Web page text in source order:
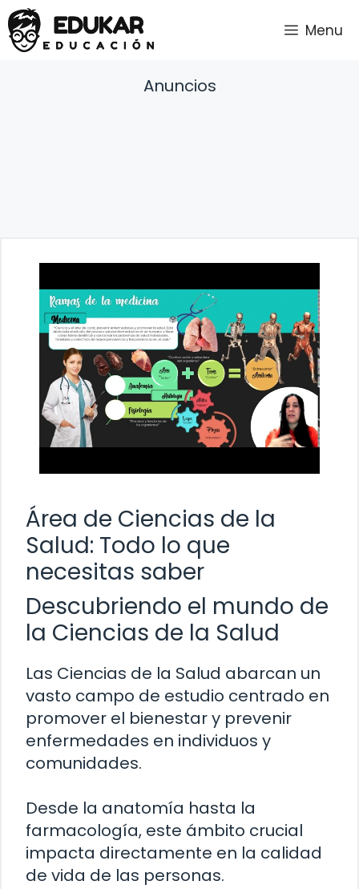
Saltar
al
contenido
Menu
Anuncios
Área de Ciencias de la
Salud: Todo lo que
necesitas saber
Descubriendo el mundo de
la Ciencias de la Salud
Las Ciencias de la Salud abarcan un
vasto campo de estudio centrado en
promover el bienestar y prevenir
enfermedades en individuos y
comunidades.
Desde la anatomía hasta la
farmacología, este ámbito crucial
impacta directamente en la calidad
de vida de las personas.